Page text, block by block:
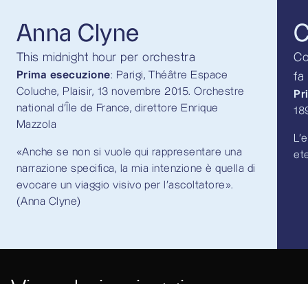
Anna Clyne
This midnight hour per orchestra
Prima esecuzione: Parigi, Théâtre Espace
Coluche, Plaisir, 13 novembre 2015. Orchestre
national d'Île de France, direttore Enrique
Mazzola
«Anche se non si vuole qui rappresentare una
narrazione specifica, la mia intenzione è quella di
evocare un viaggio visivo per l'ascoltatore».
(Anna Clyne)
fa